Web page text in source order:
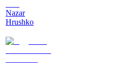
Nazar
Hrushko